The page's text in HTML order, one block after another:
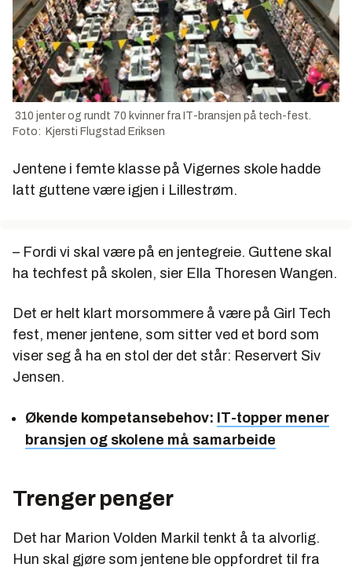
310 jenter og rundt 70 kvinner fra IT-bransjen på tech-fest.
Foto: Kjersti Flugstad Eriksen
Jentene i femte klasse på Vigernes skole hadde
latt guttene være igjen i Lillestrøm.
– Fordi vi skal være på en jentegreie. Guttene skal
ha techfest på skolen, sier Ella Thoresen Wangen.
Det er helt klart morsommere å være på Girl Tech
fest, mener jentene, som sitter ved et bord som
viser seg å ha en stol der det står: Reservert Siv
Jensen.
Økende kompetansebehov: IT-topper mener
bransjen og skolene må samarbeide
Trenger penger
Det har Marion Volden Markil tenkt å ta alvorlig.
Hun skal gjøre som jentene ble oppfordret til fra